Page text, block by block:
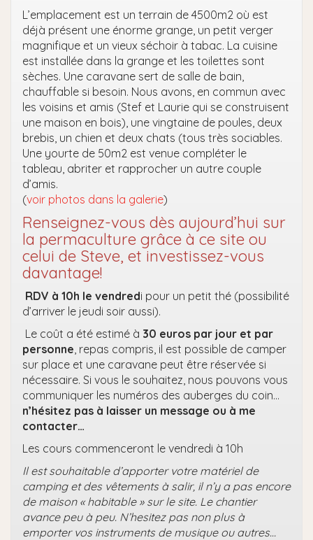
L’emplacement est un terrain de 4500m2 où est
déjà présent une énorme grange, un petit verger
magnifique et un vieux séchoir à tabac. La cuisine
est installée dans la grange et les toilettes sont
sèches. Une caravane sert de salle de bain,
chauffable si besoin. Nous avons, en commun avec
les voisins et amis (Stef et Laurie qui se construisent
une maison en bois), une vingtaine de poules, deux
brebis, un chien et deux chats (tous très sociables.
Une yourte de 50m2 est venue compléter le
tableau, abriter et rapprocher un autre couple
d’amis.
(voir photos dans la galerie)
Renseignez-vous dès aujourd’hui sur
la permaculture grâce à ce site ou
celui de Steve, et investissez-vous
davantage!
RDV à 10h le vendredi pour un petit thé (possibilité
d’arriver le jeudi soir aussi).
Le coût a été estimé à 30 euros par jour et par
personne , repas compris, il est possible de camper
sur place et une caravane peut être réservée si
nécessaire. Si vous le souhaitez, nous pouvons vous
communiquer les numéros des auberges du coin…
n’hésitez pas à laisser un message ou à me
contacter…
Les cours commenceront le vendredi à 10h
Il est souhaitable d’apporter votre matériel de
camping et des vêtements à salir, il n’y a pas encore
de maison « habitable » sur le site. Le chantier
avance peu à peu. N’hesitez pas non plus à
emporter vos instruments de musique ou autres…